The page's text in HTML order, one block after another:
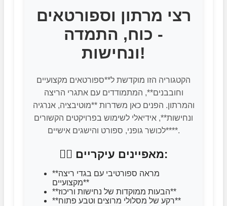
רצי מרתון וספורטאים
- כוח, התמדה
ונחישות!
הקטגוריה הזו מוקדשת ל**ספורטאים מקצועיים
וחובבנים**, המתמודדים עם אתגרי הריצה
והמרתון. הפנים כאן משדרות **מוטיבציה, אנרגיה
ונחישות**, אידיאלי לשימוש בפרויקטים הקשורים
**לכושר גופני, ספורט והישגים אישיים**.
🏃‍♂️ מאפיינים עיקריים:
**מראה ספורטיבי עם בגדי ריצה
מקצועיים**
**הבעות ממוקדות של נחישות וריכוז**
**רקע של מסלולי מרוצים וטבע פתוח**